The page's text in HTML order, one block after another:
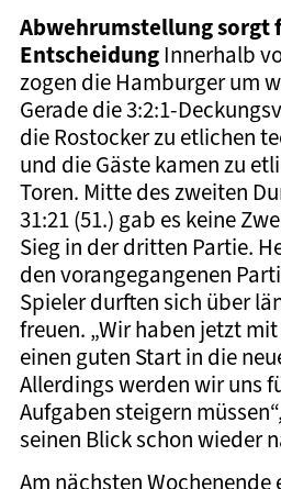
Abwehrumstellung sorgt
EntscheidungInnerhalb
zogen die Hamburger um
Gerade die 3:2:1-
die Rostocker zu etlichen
und die Gäste kamen zu
Toren. Mitte des zweiten
31:21 (51.) gab es keine
Sieg in der dritten Partie.
den vorangegangenen
Spieler durften sich über
freuen. „Wir haben jetzt
einen guten Start in die
Allerdings werden wir uns
Aufgaben steigern
seinen Blick schon wieder
Am nächsten